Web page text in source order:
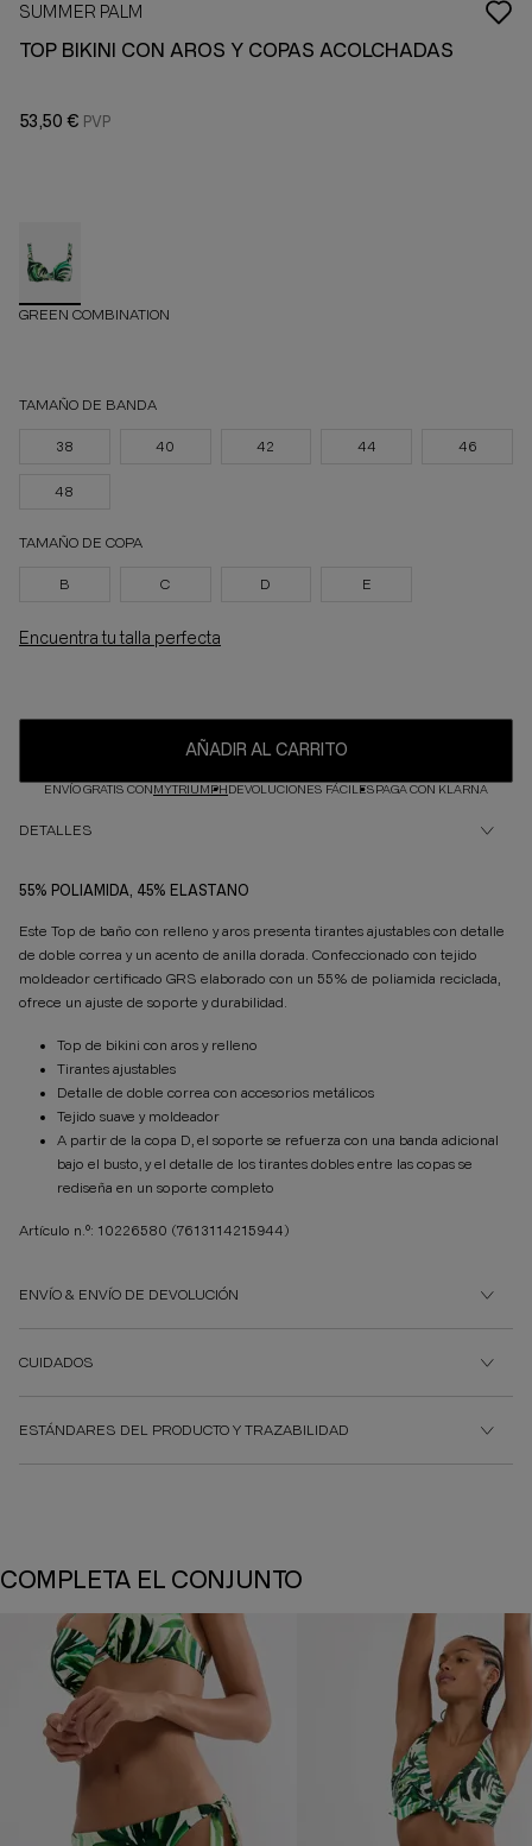
SUMMER PALM
TOP BIKINI CON AROS Y COPAS ACOLCHADAS
53,50 €
GREEN COMBINATION
TAMAÑO DE BANDA
38 40 42 44 46
48
TAMAÑO DE COPA
B C D E
Encuentra tu talla perfecta
AÑADIR AL CARRITO
ENVÍO GRATIS CONMYTRIUMPHDEVOLUCIONES FÁCILESPAGA CON KLARNA
DETALLES
55% POLIAMIDA, 45% ELASTANO
Este Top de baño con relleno y aros presenta tirantes ajustables con detalle
de doble correa y un acento de anilla dorada. Confeccionado con tejido
moldeador certificado GRS elaborado con un 55% de poliamida reciclada,
ofrece un ajuste de soporte y durabilidad.
Top de bikini con aros y relleno
Tirantes ajustables
Detalle de doble correa con accesorios metálicos
Tejido suave y moldeador
A partir de la copa D, el soporte se refuerza con una banda adicional
bajo el busto, y el detalle de los tirantes dobles entre las copas se
rediseña en un soporte completo
Artículo n.º: 10226580 (7613114215944)
ENVÍO & ENVÍO DE DEVOLUCIÓN
CUIDADOS
ESTÁNDARES DEL PRODUCTO Y TRAZABILIDAD
COMPLETA EL CONJUNTO